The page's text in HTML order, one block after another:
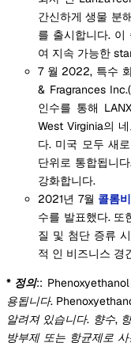
간신하게 생물 분
를 출시합니다. 이
여 지속 가능한
7 월 2022, 특수
& Fragrances
인수를 통해
West Virginia의
다. 미국 모두 새
단위로 통합됩니
강화합니다.
2021년 7월 콜롬
수를 발표했다. 또
질 및 첨단 증류
적 인 비즈니스 경
* 정의::
용됩니다.
알려져 있습니다. 향수,
방부제 또는 항균제로